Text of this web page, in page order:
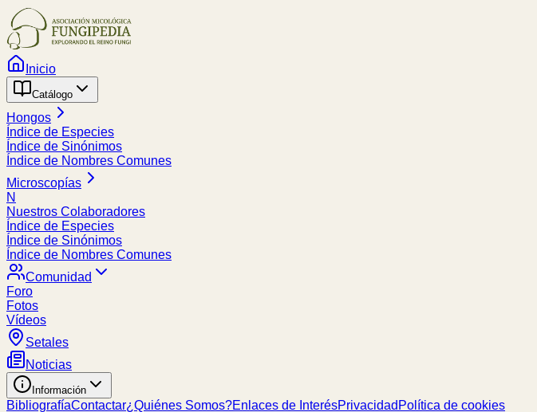
Inicio
Catálogo
Hongos
Índice de Especies
Índice de Sinónimos
Índice de Nombres Comunes
Microscopías
N
Nuestros Colaboradores
Índice de Especies
Índice de Sinónimos
Índice de Nombres Comunes
Comunidad
Foro
Fotos
Vídeos
Setales
Noticias
Información
BibliografíaContactar¿Quiénes Somos?Enlaces de InterésPrivacidad Política de cookies